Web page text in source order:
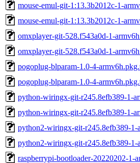
mouse-emul-git-1:13.3b2012c-1-
mouse-emul-git-1:13.3b2012c-1-
omxplayer-git-528.f543a0d-1-
omxplayer-git-528.f543a0d-1-
pogoplug-blparam-1.0-4-
pogoplug-blparam-1.0-4-
python-wiringx-git-r245.8efb389-1-
python-wiringx-git-r245.8efb389-1-
python2-wiringx-git-r245.8efb389-1-
python2-wiringx-git-r245.8efb389-1-
raspberrypi-bootloader-20220202-1-